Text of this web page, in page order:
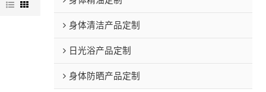
身体清洁产品定制
日光浴产品定制
身体防晒产品定制